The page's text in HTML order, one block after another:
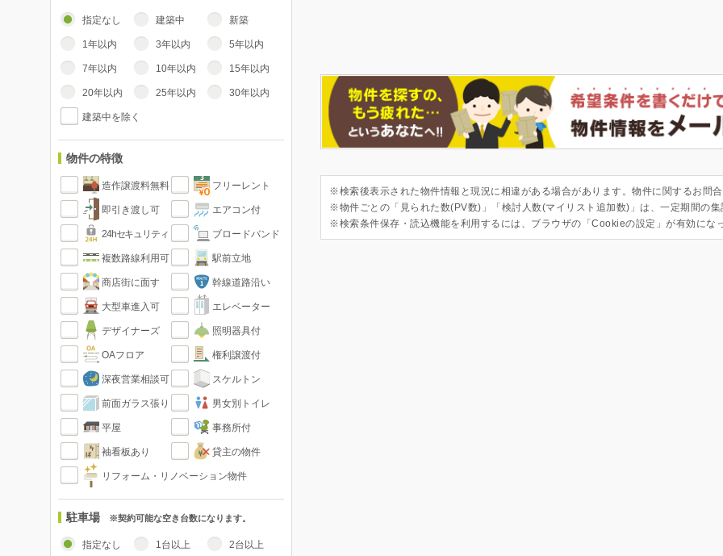
指定なし 建築中 新築
1年以内 3年以内 5年以内
7年以内 10年以内 15年以内
20年以内 25年以内 30年以内
建築中を除く
物件の特徴
造作譲渡料無料 フリーレント
即引き渡し可 エアコン付
24hセキュリティ ブロードバンド
複数路線利用可 駅前立地
商店街に面す 幹線道路沿い
大型車進入可 エレベーター
デザイナーズ 照明器具付
OAフロア 権利譲渡付
深夜営業相談可 スケルトン
前面ガラス張り 男女別トイレ
平屋 事務所付
袖看板あり 貸主の物件
リフォーム・リノベーション物件
駐車場 ※契約可能な空き台数になります。
指定なし 1台以上 2台以上
※検索後表示された物件情報と現況に相違がある場合があります。物件に関するお問
※物件ごとの「見られた数(PV数)」「検討人数(マイリスト追加数)」は、一定期間の
※検索条件保存・読込機能を利用するには、ブラウザの「Cookieの設定」が有効にな